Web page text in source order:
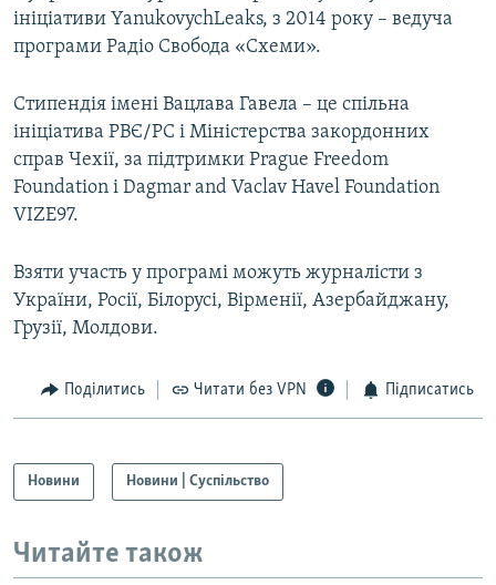
ініціативи YanukovychLeaks, з 2014 року – ведуча
програми Радіо Свобода «Схеми».
Стипендія імені Вацлава Гавела – це спільна
ініціатива РВЄ/РС і Міністерства закордонних
справ Чехії, за підтримки Prague Freedom
Foundation і Dagmar and Vaclav Havel Foundation
VIZE97.
Взяти участь у програмі можуть журналісти з
України, Росії, Білорусі, Вірменії, Азербайджану,
Грузії, Молдови.
Поділитись Читати без VPN Підписатись
Новини Новини | Суспільство
Читайте також